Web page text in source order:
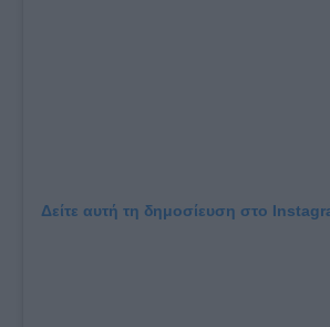
Δείτε αυτή τη δημοσίευση στο